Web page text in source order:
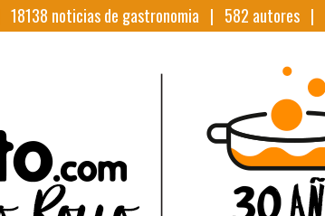
18138 noticias de gastronomia | 582 autores |